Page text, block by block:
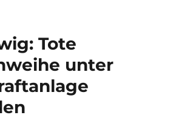
Tote
unter